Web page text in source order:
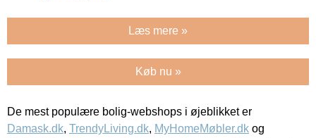
Læs mere »
Køb nu »
De mest populære bolig-webshops i øjeblikket er
Damask.dk, TrendyLiving.dk, MyHomeMøbler.dk og